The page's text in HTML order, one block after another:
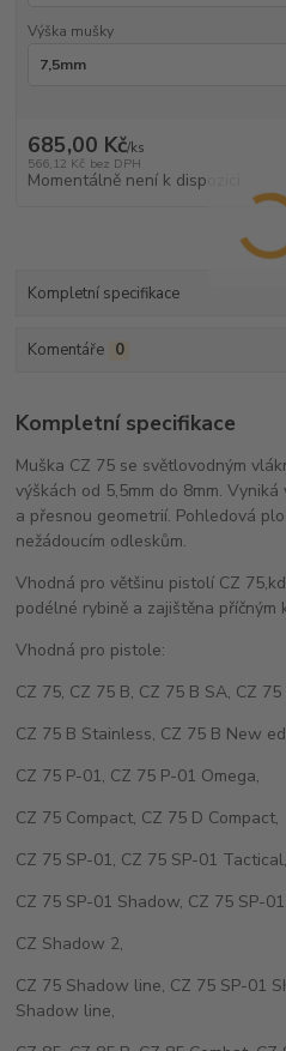
Výška mušky
685,00 Kč/ks
566,12 Kč bez DPH
Momentálně není k dispozici
Kompletní specifikace
Komentáře 0
Kompletní specifikace
Muška CZ 75 se světlovodným
výškách od 5,5mm do 8mm.
a přesnou geometrií. Pohledová
nežádoucím odleskům.
Vhodná pro většinu pistolí CZ
podélné rybině a zajištěna příčným
Vhodná pro pistole:
CZ 75, CZ 75 B, CZ 75 B SA, CZ
CZ 75 B Stainless, CZ 75 B New
CZ 75 P-01, CZ 75 P-01 Omega,
CZ 75 Compact, CZ 75 D Compact,
CZ 75 SP-01, CZ 75 SP-01
CZ 75 SP-01 Shadow, CZ 75 SP-
CZ Shadow 2,
CZ 75 Shadow line, CZ 75 SP-01
Shadow line,